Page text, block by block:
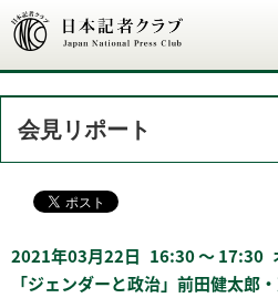
会見リポート
2021年03月22日 16:30 〜 17:30
「ジェンダーと政治」前田健太郎